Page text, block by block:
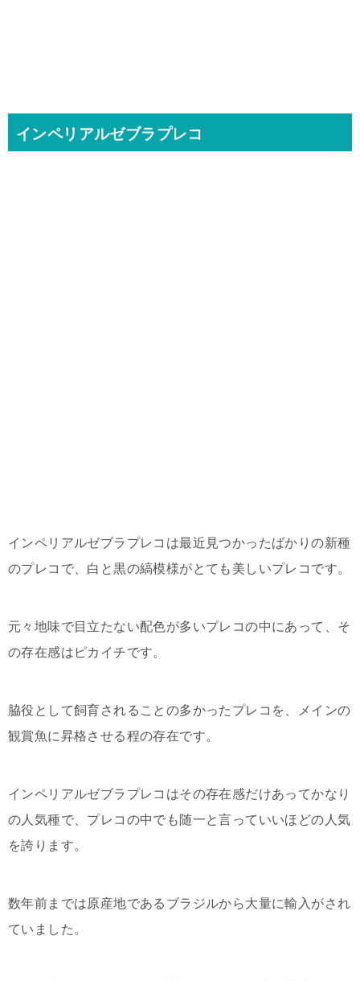
インペリアルゼブラプレコ
インペリアルゼブラプレコは最近見つかったばかりの新種
のプレコで、白と黒の縞模様がとても美しいプレコです。
元々地味で目立たない配色が多いプレコの中にあって、そ
の存在感はピカイチです。
脇役として飼育されることの多かったプレコを、メインの
観賞魚に昇格させる程の存在です。
インペリアルゼブラプレコはその存在感だけあってかなり
の人気種で、プレコの中でも随一と言っていいほどの人気
を誇ります。
数年前までは原産地であるブラジルから大量に輸入がされ
ていました。